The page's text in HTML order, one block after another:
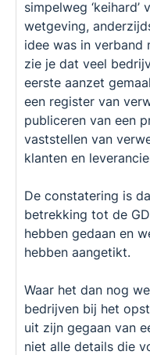
simpelweg
wetgeving,
idee was in verband
zie je dat veel
eerste aanzet
een register van
publiceren van een
vaststellen van
klanten en
De constatering is
betrekking tot de
hebben gedaan en
hebben aangetikt.
Waar het dan nog
bedrijven bij het
uit zijn gegaan van
niet alle details die